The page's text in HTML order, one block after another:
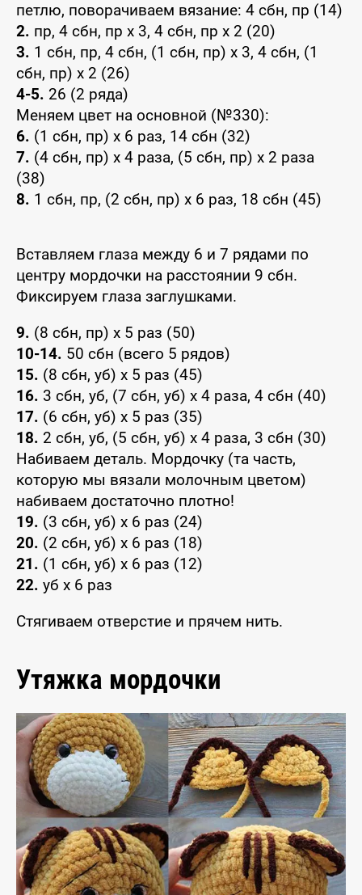
петлю, поворачиваем вязание: 4 сбн, пр (14)
2. пр, 4 сбн, пр x 3, 4 сбн, пр x 2 (20)
3. 1 сбн, пр, 4 сбн, (1 сбн, пр) x 3, 4 сбн, (1
сбн, пр) x 2 (26)
4-5. 26 (2 ряда)
Меняем цвет на основной (№330):
6. (1 сбн, пр) x 6 раз, 14 сбн (32)
7. (4 сбн, пр) x 4 раза, (5 сбн, пр) x 2 раза
(38)
8. 1 сбн, пр, (2 сбн, пр) x 6 раз, 18 сбн (45)
Вставляем глаза между 6 и 7 рядами по
центру мордочки на расстоянии 9 сбн.
Фиксируем глаза заглушками.
9. (8 сбн, пр) x 5 раз (50)
10-14. 50 сбн (всего 5 рядов)
15. (8 сбн, уб) x 5 раз (45)
16. 3 сбн, уб, (7 сбн, уб) x 4 раза, 4 сбн (40)
17. (6 сбн, уб) x 5 раз (35)
18. 2 сбн, уб, (5 сбн, уб) x 4 раза, 3 сбн (30)
Набиваем деталь. Мордочку (та часть,
которую мы вязали молочным цветом)
набиваем достаточно плотно!
19. (3 сбн, уб) x 6 раз (24)
20. (2 сбн, уб) x 6 раз (18)
21. (1 сбн, уб) x 6 раз (12)
22. уб x 6 раз
Стягиваем отверстие и прячем нить.
Утяжка мордочки